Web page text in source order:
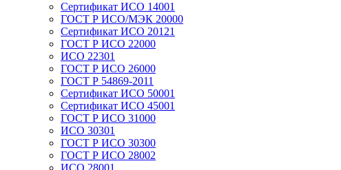
Сертификат ИСО 14001
ГОСТ Р ИСО/МЭК 20000
Сертификат ИСО 20121
ГОСТ Р ИСО 22000
ИСО 22301
ГОСТ Р ИСО 26000
ГОСТ Р 54869-2011
Сертификат ИСО 50001
Сертификат ИСО 45001
ГОСТ Р ИСО 31000
ИСО 30301
ГОСТ Р ИСО 30300
ГОСТ Р ИСО 28002